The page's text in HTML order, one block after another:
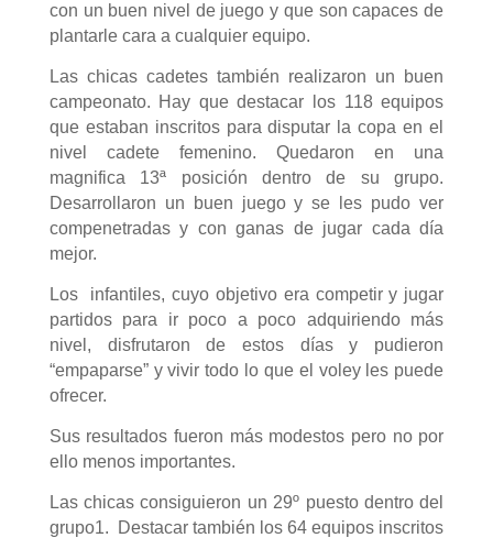
con un buen nivel de juego y que son capaces de
plantarle cara a cualquier equipo.
Las chicas cadetes también realizaron un buen
campeonato. Hay que destacar los 118 equipos
que estaban inscritos para disputar la copa en el
nivel cadete femenino. Quedaron en una
magnifica 13ª posición dentro de su grupo.
Desarrollaron un buen juego y se les pudo ver
compenetradas y con ganas de jugar cada día
mejor.
Los
infantiles, cuyo objetivo era competir y jugar
partidos para ir poco a poco adquiriendo más
nivel, disfrutaron de estos días y pudieron
“empaparse” y vivir todo lo que el voley les puede
ofrecer.
Sus resultados fueron más modestos pero no por
ello menos importantes.
Las chicas consiguieron un 29º puesto dentro del
grupo1.
Destacar también los 64 equipos inscritos